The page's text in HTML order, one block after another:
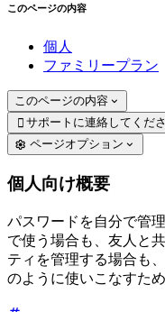
このページの内容
個人
ファミリープラン
このページの内容
 サポートに連絡してくだ
ページオプション
個人向け概要
パスワードを自分で管
で使う場合も、友人と
ティを管理する場合も
のように使いこなすた